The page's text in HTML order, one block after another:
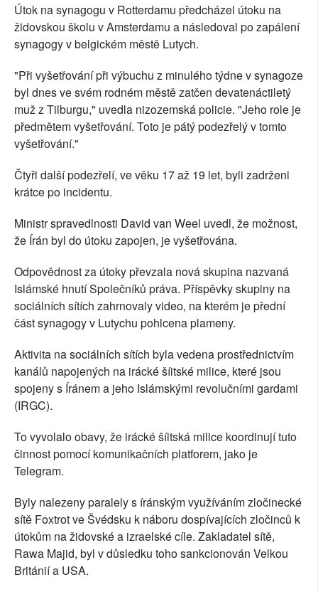
Útok na synagogu v Rotterdamu předcházel útoku na
židovskou školu v Amsterdamu a následoval po zapálení
synagogy v belgickém městě Lutych.
"Při vyšetřování při výbuchu z minulého týdne v synagoze
byl dnes ve svém rodném městě zatčen devatenáctiletý
muž z Tilburgu," uvedla nizozemská policie. "Jeho role je
předmětem vyšetřování. Toto je pátý podezřelý v tomto
vyšetřování."
Čtyři další podezřelí, ve věku 17 až 19 let, byli zadrženi
krátce po incidentu.
Ministr spravedlnosti David van Weel uvedl, že možnost,
že Írán byl do útoku zapojen, je vyšetřována.
Odpovědnost za útoky převzala nová skupina nazvaná
Islámské hnutí Společníků práva. Příspěvky skupiny na
sociálních sítích zahrnovaly video, na kterém je přední
část synagogy v Lutychu pohlcena plameny.
Aktivita na sociálních sítích byla vedena prostřednictvím
kanálů napojených na irácké šíitské milice, které jsou
spojeny s Íránem a jeho Islámskými revolučními gardami
(IRGC).
To vyvolalo obavy, že irácké šíitská milice koordinují tuto
činnost pomocí komunikačních platforem, jako je
Telegram.
Byly nalezeny paralely s íránským využíváním zločinecké
sítě Foxtrot ve Švédsku k náboru dospívajících zločinců k
útokům na židovské a izraelské cíle. Zakladatel sítě,
Rawa Majid, byl v důsledku toho sankcionován Velkou
Británií a USA.